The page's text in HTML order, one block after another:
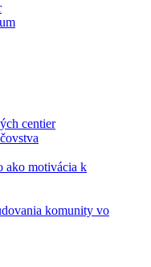
centier
ako motivácia k
komunity vo